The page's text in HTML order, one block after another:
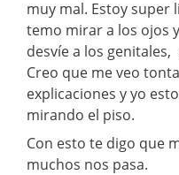
muy mal. Estoy super
temo mirar a los ojos
desvíe a los
Creo que me veo
explicaciones y yo
mirando el piso.
Con esto te digo que
muchos nos pasa.